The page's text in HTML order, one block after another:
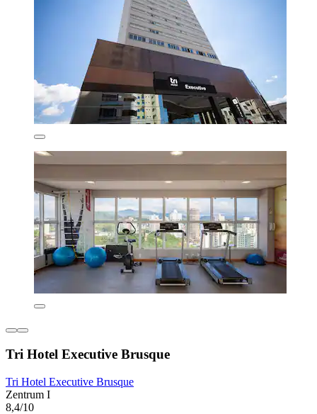
Tri Hotel Executive Brusque
Tri Hotel Executive Brusque
Zentrum I
8,4/10